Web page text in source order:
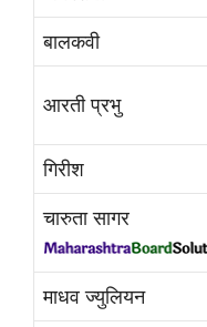
बालकवी
आरती प्रभु
गिरीश
चारुता सागर
माधव ज्युलियन